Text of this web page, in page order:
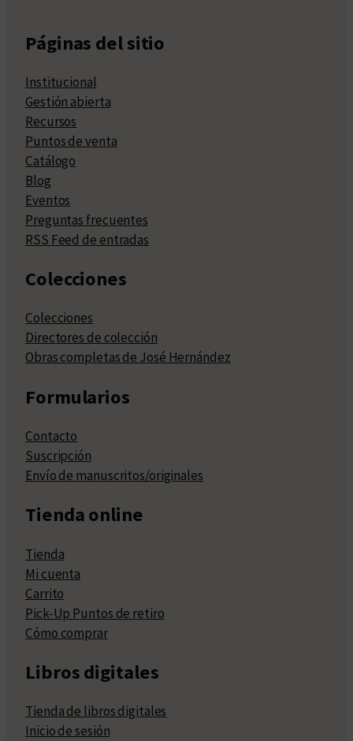
Páginas del sitio
Institucional
Gestión abierta
Recursos
Puntos de venta
Catálogo
Blog
Eventos
Preguntas frecuentes
RSS Feed de entradas
Colecciones
Colecciones
Directores de colección
Obras completas de José Hernández
Formularios
Contacto
Suscripción
Envío de manuscritos/originales
Tienda online
Tienda
Mi cuenta
Carrito
Pick-Up Puntos de retiro
Cómo comprar
Libros digitales
Tienda de libros digitales
Inicio de sesión